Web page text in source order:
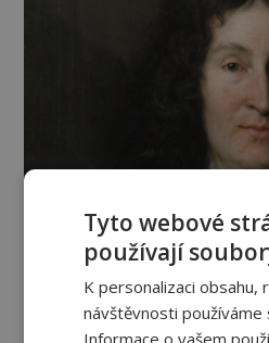
Tyto webové
používají
K personalizaci obsahu,
návštěvnosti používáme
Informace o vašem